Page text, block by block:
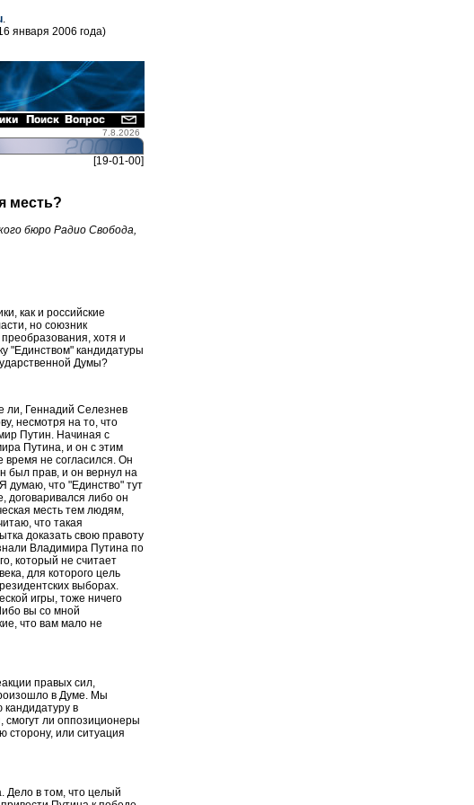
.
января 2006 года)
7.8.2026
[19-01-00]
месть?
бюро Радио Свобода,
как и российские
но союзник
хотя и
"Единством" кандидатуры
Думы?
ли, Геннадий Селезнев
несмотря на то, что
Путин. Начиная с
Путина, и он с этим
не согласился. Он
был прав, и он вернул на
думаю, что "Единство" тут
договаривался либо он
месть тем людям,
что такая
доказать свою правоту
Владимира Путина по
который не считает
для которого цель
выборах.
игры, тоже ничего
вы со мной
что вам мало не
правых сил,
в Думе. Мы
в
смогут ли оппозиционеры
сторону, или ситуация
Дело в том, что целый